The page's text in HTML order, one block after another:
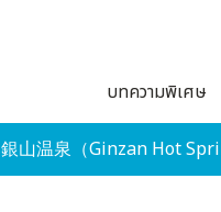
บทความพิเศษ
銀山温泉（Ginzan Hot